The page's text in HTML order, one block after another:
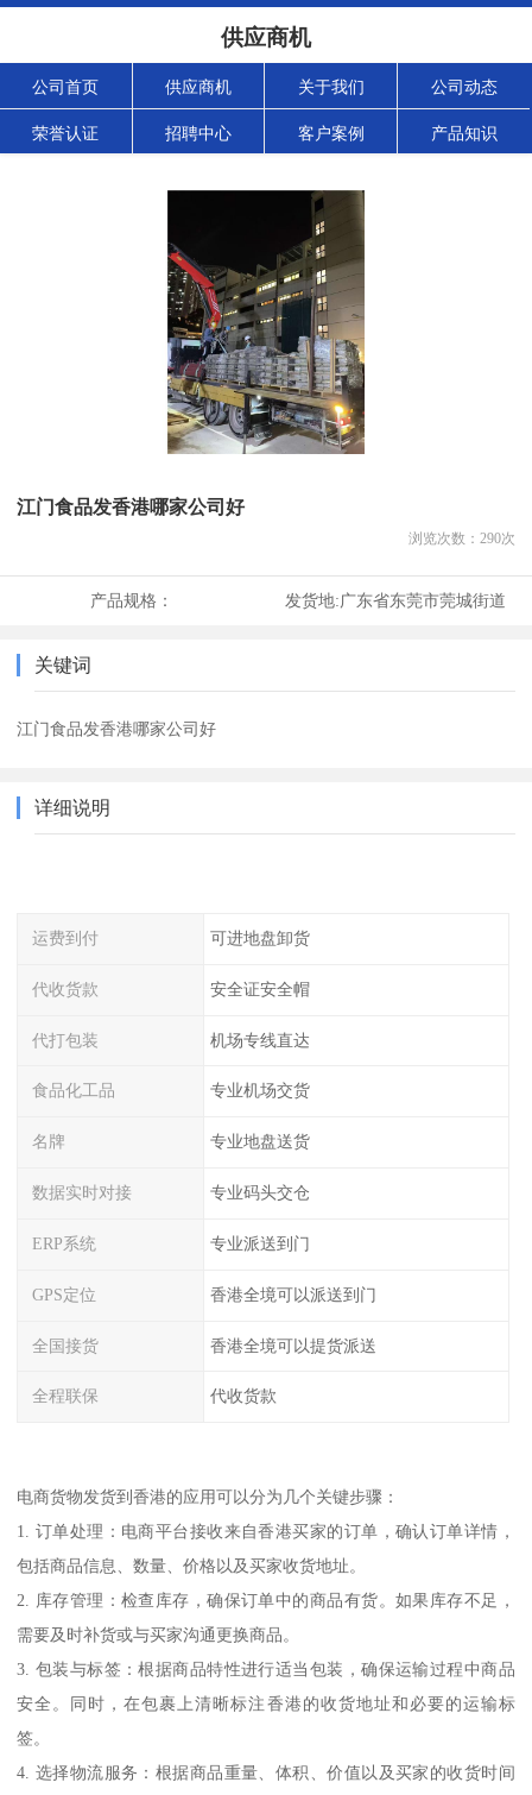
供应商机
公司首页 供应商机 关于我们 公司动态
荣誉认证 招聘中心 客户案例 产品知识
江门食品发香港哪家公司好
浏览次数： 290次
产品规格： 发货地:广东省东莞市莞城街道
关键词
江门食品发香港哪家公司好
详细说明
运费到付 可进地盘卸货
代收货款 安全证安全帽
代打包装 机场专线直达
食品化工品 专业机场交货
名牌 专业地盘送货
数据实时对接 专业码头交仓
ERP系统 专业派送到门
GPS定位 香港全境可以派送到门
全国接货 香港全境可以提货派送
全程联保 代收货款
电商货物发货到香港的应用可以分为几个关键步骤：
1. 订单处理：电商平台接收来自香港买家的订单，确认订单详情，
包括商品信息、数量、价格以及买家收货地址。
2. 库存管理：检查库存，确保订单中的商品有货。如果库存不足，
需要及时补货或与买家沟通更换商品。
3. 包装与标签：根据商品特性进行适当包装，确保运输过程中商品
安全。同时，在包裹上清晰标注香港的收货地址和必要的运输标
签。
4. 选择物流服务：根据商品重量、体积、价值以及买家的收货时间